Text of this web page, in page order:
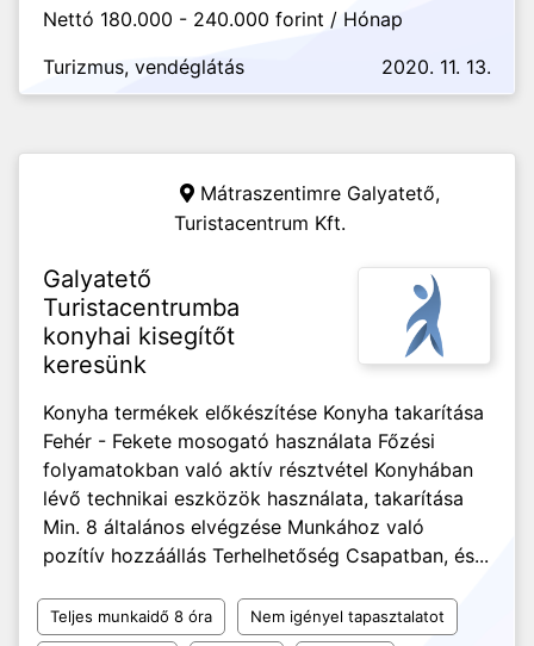
Nettó 180.000 - 240.000 forint / Hónap
Turizmus, vendéglátás
2020. 11. 13.
Mátraszentimre Galyatető,
Turistacentrum Kft.
Galyatető
Turistacentrumba
konyhai kisegítőt
keresünk
Konyha termékek előkészítése Konyha takarítása
Fehér - Fekete mosogató használata Főzési
folyamatokban való aktív résztvétel Konyhában
lévő technikai eszközök használata, takarítása
Min. 8 általános elvégzése Munkához való
pozítív hozzáállás Terhelhetőség Csapatban, és...
Teljes munkaidő 8 óra Nem igényel tapasztalatot